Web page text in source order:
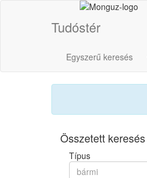
Tudóstér
Egyszerű keresés
Összetett keresés
Típus
bármi